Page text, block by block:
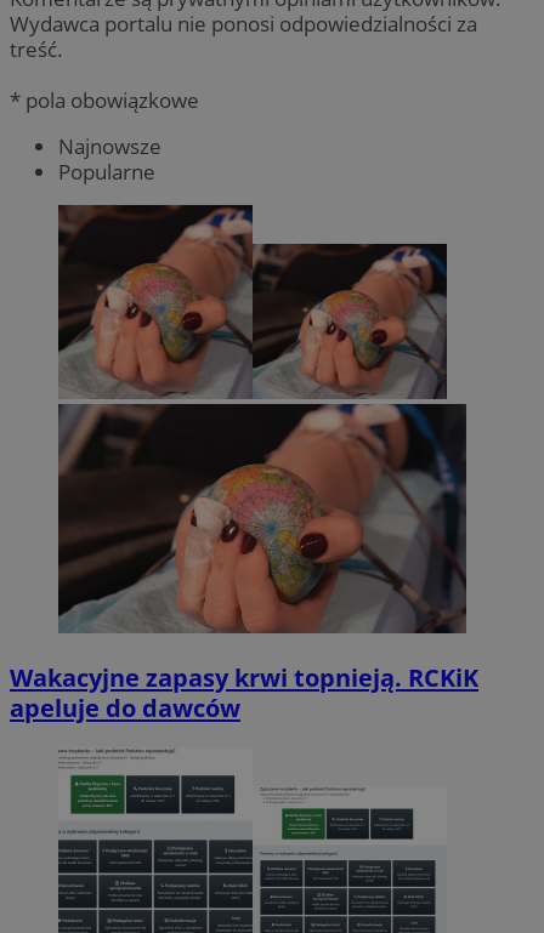
Wydawca portalu nie ponosi odpowiedzialności za
treść.
* pola obowiązkowe
Najnowsze
Popularne
Wakacyjne zapasy krwi topnieją. RCKiK
apeluje do dawców